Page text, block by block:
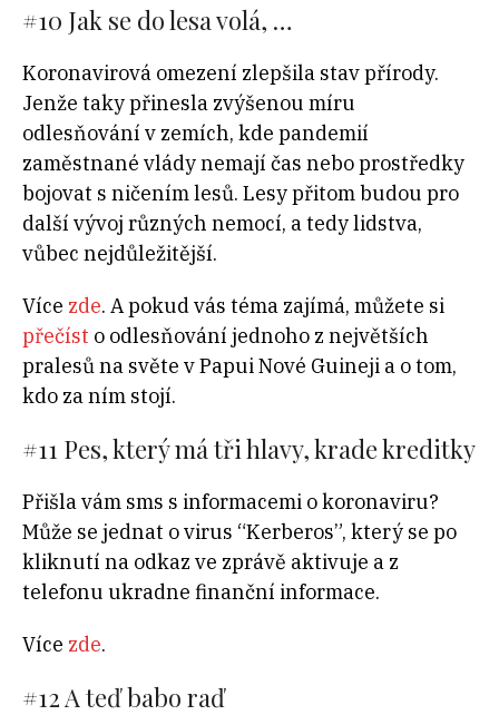
#10 Jak se do lesa volá, …
Koronavirová omezení zlepšila stav přírody.
Jenže taky přinesla zvýšenou míru
odlesňování v zemích, kde pandemií
zaměstnané vlády nemají čas nebo prostředky
bojovat s ničením lesů. Lesy přitom budou pro
další vývoj různých nemocí, a tedy lidstva,
vůbec nejdůležitější.
Více zde. A pokud vás téma zajímá, můžete si
přečíst o odlesňování jednoho z největších
pralesů na světe v Papui Nové Guineji a o tom,
kdo za ním stojí.
#11 Pes, který má tři hlavy, krade kreditky
Přišla vám sms s informacemi o koronaviru?
Může se jednat o virus “Kerberos”, který se po
kliknutí na odkaz ve zprávě aktivuje a z
telefonu ukradne finanční informace.
Více zde.
#12 A teď babo raď